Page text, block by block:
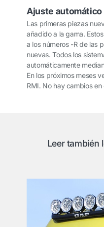
Ajuste automático
Las primeras piezas
añadido a la gama.
a los números -R de las
nuevas. Todos los
automáticamente
En los próximos meses
RMI. No hay cambios
Leer también